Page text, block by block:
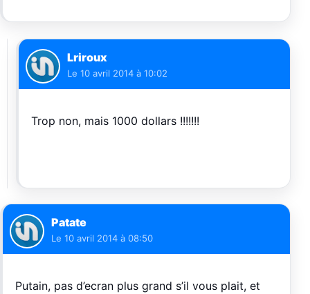
Lriroux
Le 10 avril 2014 à 10:02
Trop non, mais 1000 dollars !!!!!!!
Patate
Le 10 avril 2014 à 08:50
Putain, pas d’ecran plus grand s’il vous plait, et